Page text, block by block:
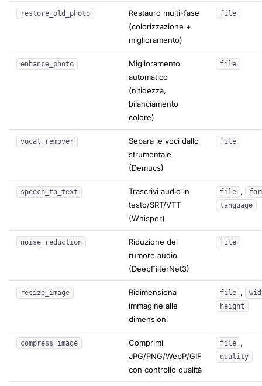
restore_old_photo
Restauro multi-fase
(colorizzazione +
miglioramento)
file
enhance_photo
Miglioramento
automatico
(nitidezza,
bilanciamento
colore)
file
vocal_remover
Separa le voci dallo
strumentale
(Demucs)
file
speech_to_text
Trascrivi audio in
testo/SRT/VTT
(Whisper)
file ,
language
noise_reduction
Riduzione del
rumore audio
(DeepFilterNet3)
file
resize_image
Ridimensiona
immagine alle
dimensioni
file ,
height
compress_image
Comprimi
JPG/PNG/WebP/GIF
con controllo qualità
file ,
quality